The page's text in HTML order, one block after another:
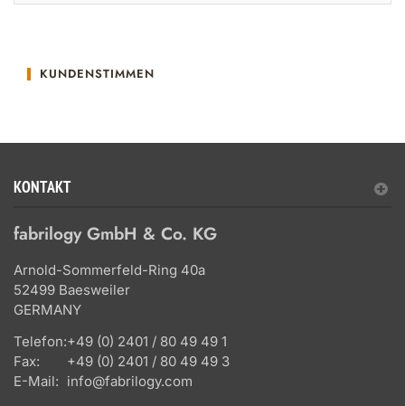
KUNDENSTIMMEN
KONTAKT
fabrilogy GmbH & Co. KG
Arnold-Sommerfeld-Ring 40a
52499 Baesweiler
GERMANY
Telefon:+49 (0) 2401 / 80 49 49 1
Fax:
+49 (0) 2401 / 80 49 49 3
E-Mail: info@fabrilogy.com